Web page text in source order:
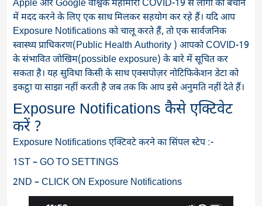
Apple और Google वैश्विक महामारी COVID-19 से लोगों को बचाने
में मदद करने के लिए एक साथ मिलकर सहयोग कर रहे हैं। यदि आप
Exposure Notifications को चालू करते हैं, तो एक सार्वजनिक
स्वास्थ्य प्राधिकरण(Public Health Authority ) आपको COVID-19
के संभावित जोखिम(possible exposure) के बारे में सूचित कर
सकता है। यह सुविधा किसी के साथ एक्सपोज़र नोटिफिकेशन डेटा को
इकट्ठा या साझा नहीं करती है जब तक कि आप इसे अनुमति नहीं देते हैं।
Exposure Notifications कैसे एक्टिवेट
करें ?
Exposure Notifications एक्टिवटे करने का सिंपल स्टेप :-
1ST – GO TO SETTINGS
2ND – CLICK ON Exposure Notifications